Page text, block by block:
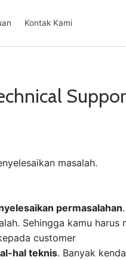
Kontak Kami
masalah.
permasalahan
Sehingga kamu
customer
hal teknis. Banyak